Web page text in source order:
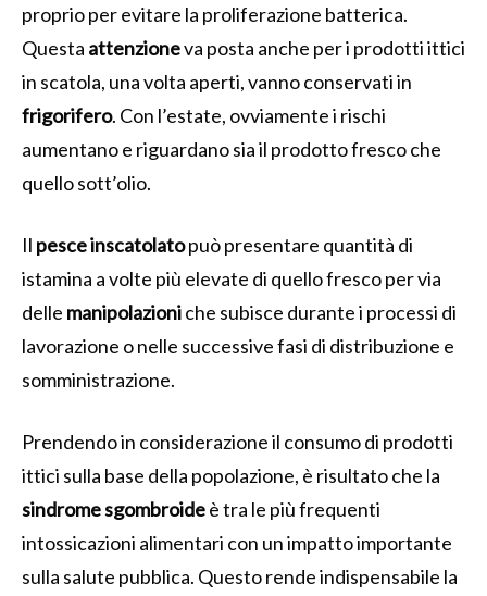
proprio per evitare la proliferazione batterica.
Questa attenzioneva posta anche per i prodotti ittici
in scatola, una volta aperti, vanno conservati in
frigorifero. Con l’estate, ovviamente i rischi
aumentano e riguardano sia il prodotto fresco che
quello sott’olio.
Il pesce inscatolatopuò presentare quantità di
istamina a volte più elevate di quello fresco per via
delle manipolazioniche subisce durante i processi di
lavorazione o nelle successive fasi di distribuzione e
somministrazione.
Prendendo in considerazione il consumo di prodotti
ittici sulla base della popolazione, è risultato che la
sindrome sgombroideè tra le più frequenti
intossicazioni alimentari con un impatto importante
sulla salute pubblica. Questo rende indispensabile la